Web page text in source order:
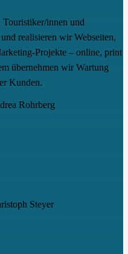
innen und
realisieren wir Webseiten,
Projekte – online, print
übernehmen wir Wartung
Kunden.